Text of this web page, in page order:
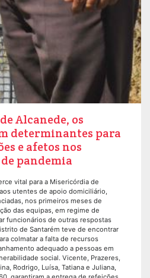
Alcanede, os
determinantes para
e afetos nos
pandemia
vital para a Misericórdia de
utentes de apoio domiciliário,
nos primeiros meses de
das equipas, em regime de
funcionários de outras respostas
de Santarém teve de encontrar
colmatar a falta de recursos
adequado a pessoas em
social. Vicente, Prazeres,
Rodrigo, Luísa, Tatiana e Juliana,